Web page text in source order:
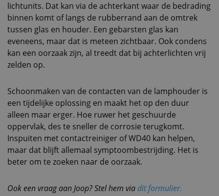
lichtunits. Dat kan via de achterkant waar de bedrading
binnen komt of langs de rubberrand aan de omtrek
tussen glas en houder. Een gebarsten glas kan
eveneens, maar dat is meteen zichtbaar. Ook condens
kan een oorzaak zijn, al treedt dat bij achterlichten vrij
zelden op.
Schoonmaken van de contacten van de lamphouder is
een tijdelijke oplossing en maakt het op den duur
alleen maar erger. Hoe ruwer het geschuurde
oppervlak, des te sneller de corrosie terugkomt.
Inspuiten met contactreiniger of WD40 kan helpen,
maar dat blijft allemaal symptoombestrijding. Het is
beter om te zoeken naar de oorzaak.
Ook een vraag aan Joop? Stel hem via dit formulier.